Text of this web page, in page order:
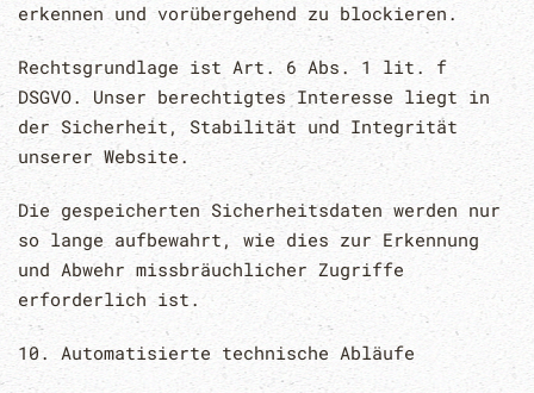
erkennen und vorübergehend zu blockieren.
Rechtsgrundlage ist Art. 6 Abs. 1 lit. f
DSGVO. Unser berechtigtes Interesse liegt in
der Sicherheit, Stabilität und Integrität
unserer Website.
Die gespeicherten Sicherheitsdaten werden nur
so lange aufbewahrt, wie dies zur Erkennung
und Abwehr missbräuchlicher Zugriffe
erforderlich ist.
10. Automatisierte technische Abläufe